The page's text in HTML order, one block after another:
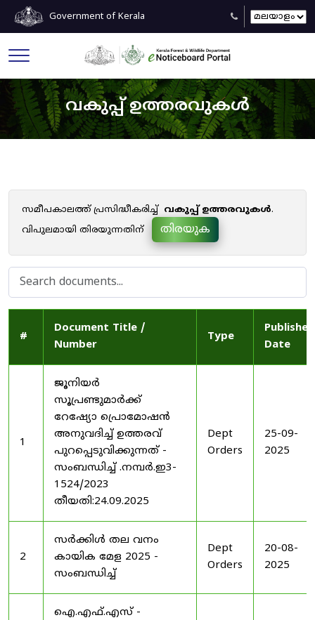
Government of Kerala
വകുപ്പ് ഉത്തരവുകൾ
സമീപകാലത്ത് പ്രസിദ്ധീകരിച്ച് വകുപ്പ് ഉത്തരവുകൾ.
വിപുലമായി തിരയുന്നതിന്
തിരയുക
#
Document Title /
Number
Type
Published
Date
1
ജൂനിയർ
സൂപ്രണ്ടുമാർക്ക്
റേഷ്യോ പ്രൊമോഷൻ
അനുവദിച്ച് ഉത്തരവ്
പുറപ്പെടുവിക്കുന്നത് -
സംബന്ധിച്ച് .നമ്പർ.ഇ3-
1524/2023
തീയതി:24.09.2025
Dept
Orders
25-09-
2025
2
സർക്കിൾ തല വനം
കായിക മേള 2025 -
സംബന്ധിച്ച്
Dept
Orders
20-08-
2025
ഐ.എഫ്.എസ് -